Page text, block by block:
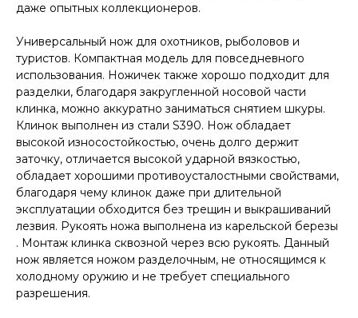
даже опытных коллекционеров.
Универсальный нож для охотников, рыболовов и
туристов. Компактная модель для повседневного
использования. Ножичек также хорошо подходит для
разделки, благодаря закругленной носовой части
клинка, можно аккуратно заниматься снятием шкуры.
Клинок выполнен из стали S390. Нож обладает
высокой износостойкостью, очень долго держит
заточку, отличается высокой ударной вязкостью,
обладает хорошими противоусталостными свойствами,
благодаря чему клинок даже при длительной
эксплуатации обходится без трещин и выкрашиваний
лезвия. Рукоять ножа выполнена из карельской березы
. Монтаж клинка сквозной через всю рукоять. Данный
нож является ножом разделочным, не относящимся к
холодному оружию и не требует специального
разрешения.